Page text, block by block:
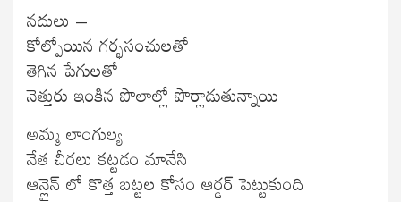
నదులు –
కోల్పోయిన గర్భసంచులతో
తెగిన పేగులతో
నెత్తురు ఇంకిన పొలాల్లో పొర్లాడుతున్నాయి
అమ్మ లాంగుల్య
నేత చీరలు కట్టడం మానేసి
ఆన్లైన్ లో కొత్త బట్టల కోసం ఆర్డర్ పెట్టుకుంది